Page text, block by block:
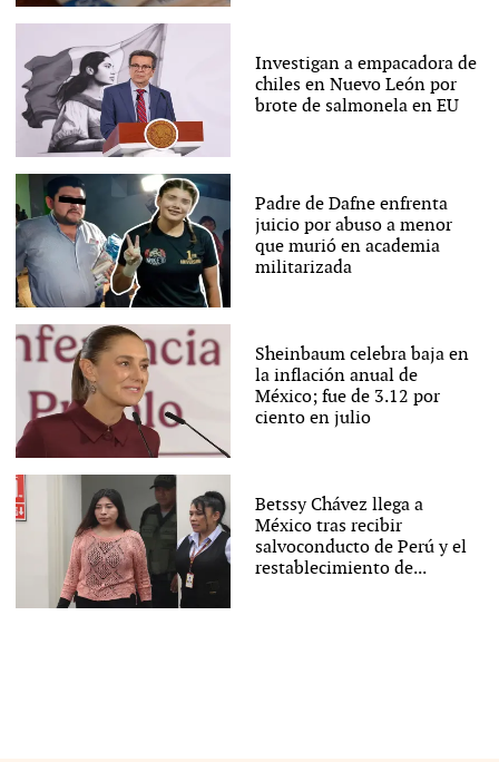
Investigan a empacadora de
chiles en Nuevo León por
brote de salmonela en EU
Padre de Dafne enfrenta
juicio por abuso a menor
que murió en academia
militarizada
Sheinbaum celebra baja en
la inflación anual de
México; fue de 3.12 por
ciento en julio
Betssy Chávez llega a
México tras recibir
salvoconducto de Perú y el
restablecimiento de...